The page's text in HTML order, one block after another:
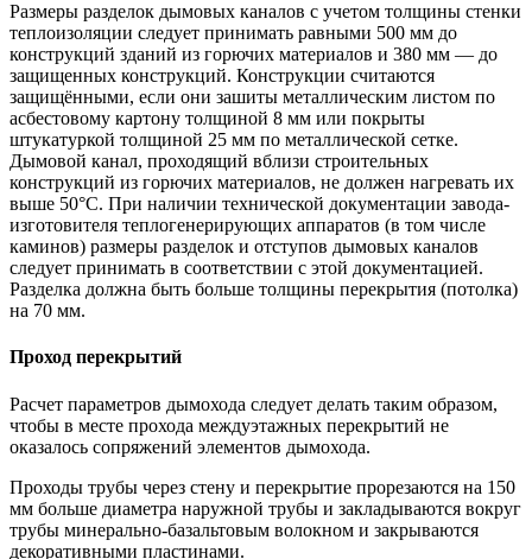
Размеры разделок дымовых каналов с учетом толщины стенки
теплоизоляции следует принимать равными 500 мм до
конструкций зданий из горючих материалов и 380 мм — до
защищенных конструкций. Конструкции считаются
защищёнными, если они зашиты металлическим листом по
асбестовому картону толщиной 8 мм или покрыты
штукатуркой толщиной 25 мм по металлической сетке.
Дымовой канал, проходящий вблизи строительных
конструкций из горючих материалов, не должен нагревать их
выше 50°С. При наличии технической документации завода-
изготовителя теплогенерирующих аппаратов (в том числе
каминов) размеры разделок и отступов дымовых каналов
следует принимать в соответствии с этой документацией.
Разделка должна быть больше толщины перекрытия (потолка)
на 70 мм.
Проход перекрытий
Расчет параметров дымохода следует делать таким образом,
чтобы в месте прохода междуэтажных перекрытий не
оказалось сопряжений элементов дымохода.
Проходы трубы через стену и перекрытие прорезаются на 150
мм больше диаметра наружной трубы и закладываются вокруг
трубы минерально-базальтовым волокном и закрываются
декоративными пластинами.